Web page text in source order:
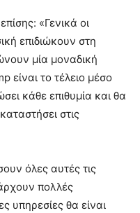
«Γενικά οι
επιδιώκουν στη
μία μοναδική
είναι το τέλειο μέσο
κάθε επιθυμία και θα
στις
όλες αυτές τις
πολλές
υπηρεσίες θα είναι